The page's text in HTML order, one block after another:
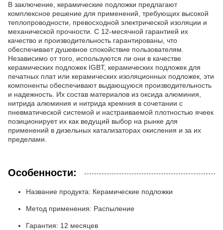
В заключение, керамические подложки предлагают
комплексное решение для применений, требующих высокой
теплопроводности, превосходной электрической изоляции и
механической прочности. С 12-месячной гарантией их
качество и производительность гарантированы, что
обеспечивает душевное спокойствие пользователям.
Независимо от того, используются ли они в качестве
керамических подложек IGBT, керамических подложек для
печатных плат или керамических изоляционных подложек, эти
компоненты обеспечивают выдающуюся производительность
и надежность. Их состав материалов из оксида алюминия,
нитрида алюминия и нитрида кремния в сочетании с
пневматической системой и настраиваемой плотностью ячеек
позиционирует их как ведущий выбор на рынке для
применений в дизельных катализаторах окисления и за их
пределами.
Особенности:
Название продукта: Керамические подложки
Метод применения: Распыление
Гарантия: 12 месяцев